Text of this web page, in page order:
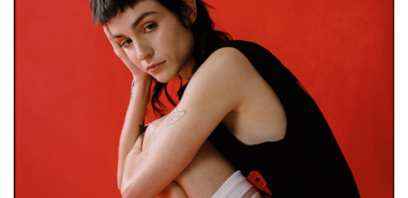
natalia_lacunza.png